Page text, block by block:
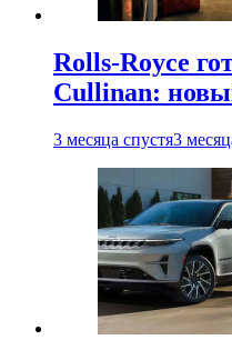
Rolls-Royce
Cullinan:
3 месяца спустя3